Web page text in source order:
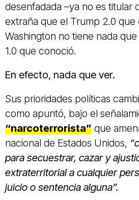
desenfadada –ya no es titular
extraña que el Trump 2.0 que
Washington no tiene nada
1.0 que conoció.
En efecto, nada que ver.
Sus prioridades políticas
como apuntó, bajo el
“narcoterrorista” que
nacional de Estados Unidos,
para secuestrar, cazar y
extraterritorial a cualquier
juicio o sentencia alguna”.